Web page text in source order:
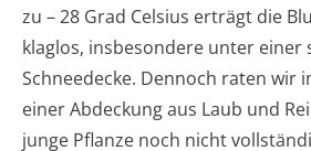
zu – 28 Grad Celsius erträgt die
klaglos, insbesondere unter einer
Schneedecke. Dennoch raten wir
einer Abdeckung aus Laub und
junge Pflanze noch nicht